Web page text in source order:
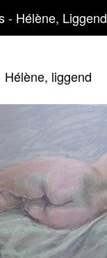
- Hélène, Liggend
Hélène, liggend